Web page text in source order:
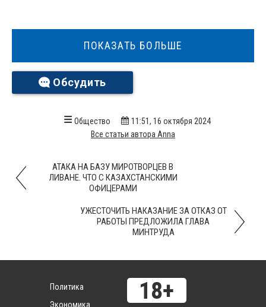
ПОКАЗАТЬ БОЛЬШЕ
Обсудить
Общество
11:51, 16 октября 2024
Все статьи автора Anna
АТАКА НА БАЗУ МИРОТВОРЦЕВ В
ЛИВАНЕ. ЧТО С КАЗАХСТАНСКИМИ
ОФИЦЕРАМИ
УЖЕСТОЧИТЬ НАКАЗАНИЕ ЗА ОТКАЗ ОТ
РАБОТЫ ПРЕДЛОЖИЛА ГЛАВА
МИНТРУДА
Политика
Экономика